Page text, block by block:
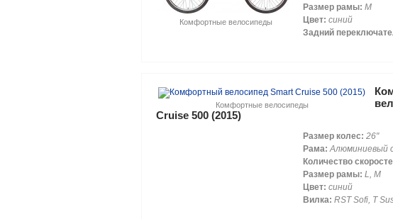
Комфортные велосипеды
Размер рамы: M
Цвет: синий
Задний
Комфортные велосипеды
Cruise 500 (2015)
Размер колес: 26"
Рама: Алюминиевый
Количество
Размер рамы: L, M
Цвет: синий
Вилка: RST Sofi, T